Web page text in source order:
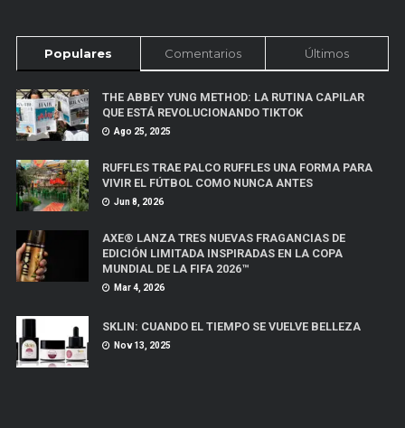
Populares Comentarios Últimos
THE ABBEY YUNG METHOD: LA RUTINA CAPILAR
QUE ESTÁ REVOLUCIONANDO TIKTOK
Ago 25, 2025
RUFFLES TRAE PALCO RUFFLES UNA FORMA PARA
VIVIR EL FÚTBOL COMO NUNCA ANTES
Jun 8, 2026
AXE® LANZA TRES NUEVAS FRAGANCIAS DE
EDICIÓN LIMITADA INSPIRADAS EN LA COPA
MUNDIAL DE LA FIFA 2026™
Mar 4, 2026
SKLIN: CUANDO EL TIEMPO SE VUELVE BELLEZA
Nov 13, 2025